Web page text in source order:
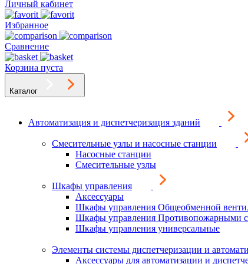
Личный кабинет
Избранное
Сравнение
Корзина пуста
Каталог
Автоматизация и диспетчеризация зданий
Смесительные узлы и насосные станции
Насосные станции
Смесительные узлы
Шкафы управления
Аксессуары
Шкафы управления Общеобменной
Шкафы управления Противопожарными
Шкафы управления универсальные
Элементы системы диспетчеризации и
Аксессуары для автоматизации и